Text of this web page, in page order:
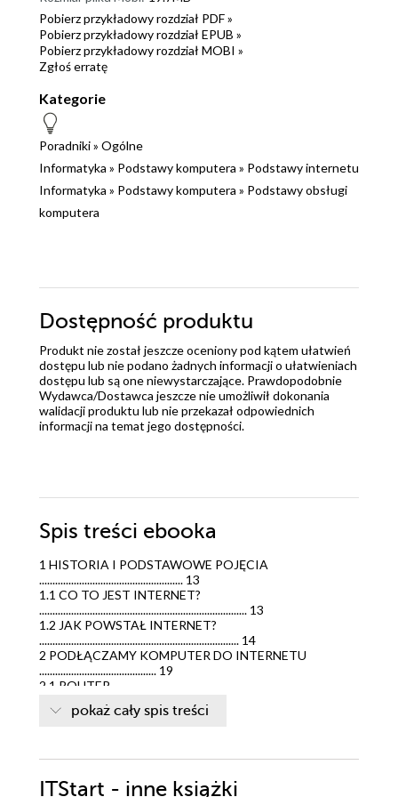
Pobierz przykładowy rozdział PDF »
Pobierz przykładowy rozdział EPUB »
Pobierz przykładowy rozdział MOBI »
Zgłoś erratę
Kategorie
Poradniki» Ogólne
Informatyka » Podstawy komputera » Podstawy internetu
Informatyka » Podstawy komputera » Podstawy obsługi
komputera
Dostępność produktu
Produkt nie został jeszcze oceniony pod kątem ułatwień
dostępu lub nie podano żadnych informacji o ułatwieniach
dostępu lub są one niewystarczające. Prawdopodobnie
Wydawca/Dostawca jeszcze nie umożliwił dokonania
walidacji produktu lub nie przekazał odpowiednich
informacji na temat jego dostępności.
Spis treści ebooka
1 HISTORIA I PODSTAWOWE POJĘCIA
...................................................... 13
1.1 CO TO JEST INTERNET?
.............................................................................. 13
1.2 JAK POWSTAŁ INTERNET?
........................................................................... 14
2 PODŁĄCZAMY KOMPUTER DO INTERNETU
............................................ 19
2.1 ROUTER
2.2 PRZEWODOWO
......................................................................... 22
........................................................................ 25
pokaż cały spis treści
ITStart - inne książki